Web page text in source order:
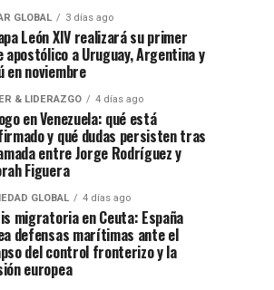
GLOBAL 3 días ago
León XIV realizará su primer
apostólico a Uruguay, Argentina y
en noviembre
& LIDERAZGO 4 días ago
en Venezuela: qué está
y qué dudas persisten tras
entre Jorge Rodríguez y
Figuera
GLOBAL 4 días ago
migratoria en Ceuta: España
defensas marítimas ante el
del control fronterizo y la
europea